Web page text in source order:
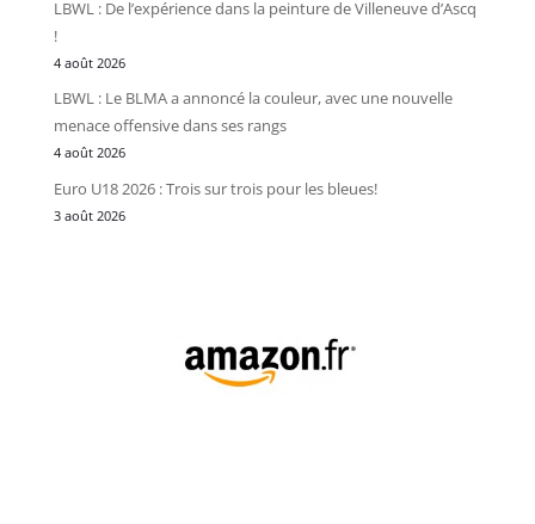
LBWL : De l’expérience dans la peinture de Villeneuve d’Ascq
!
4 août 2026
LBWL : Le BLMA a annoncé la couleur, avec une nouvelle
menace offensive dans ses rangs
4 août 2026
Euro U18 2026 : Trois sur trois pour les bleues!
3 août 2026